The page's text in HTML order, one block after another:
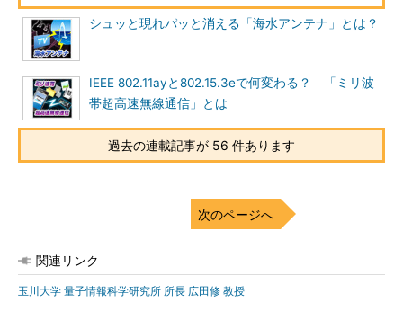
シュッと現れパッと消える「海水アンテナ」とは？
IEEE 802.11ayと802.15.3eで何変わる？ 「ミリ波
帯超高速無線通信」とは
過去の連載記事が 56 件あります
次のページへ
関連リンク
玉川大学 量子情報科学研究所 所長 広田修 教授